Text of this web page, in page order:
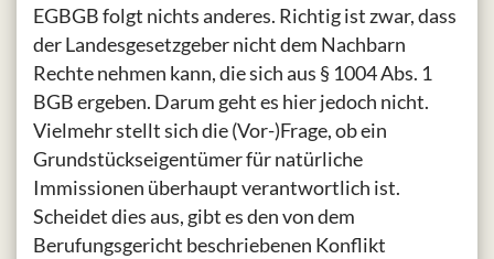
EGBGB folgt nichts anderes. Richtig ist zwar, dass
der Landesgesetzgeber nicht dem Nachbarn
Rechte nehmen kann, die sich aus § 1004 Abs. 1
BGB ergeben. Darum geht es hier jedoch nicht.
Vielmehr stellt sich die (Vor-)Frage, ob ein
Grundstückseigentümer für natürliche
Immissionen überhaupt verantwortlich ist.
Scheidet dies aus, gibt es den von dem
Berufungsgericht beschriebenen Konflikt